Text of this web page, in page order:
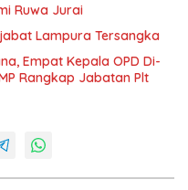
Ruwa Jurai
Lampura Tersangka
Empat Kepala OPD Di-
Rangkap Jabatan Plt